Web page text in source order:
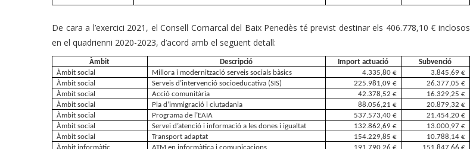
De cara a l’exercici 2021, el Consell Comarcal del Baix Penedès té previst destinar els 406.778,10 € inclosos
en el quadrienni 2020-2023, d’acord amb el següent detall:
Àmbit Descripció Import actuació
Subvenció
Àmbit social
Millora i modernització serveis socials bàsics 4.335,80 €
3.845,69 €
Àmbit social
Serveis d’intervenció socioeducativa (SIS) 225.981,09 €
26.377,05 €
Àmbit social
Acció comunitària 42.378,52 €
16.329,25 €
Àmbit social
Pla d’immigració i ciutadania 88.056,21 €
20.879,32 €
Àmbit social
Programa de l’EAIA 537.573,40 €
21.454,20 €
Àmbit social
Servei d’atenció i informació a les dones i igualtat 132.862,69 €
13.000,97 €
Àmbit social
Transport adaptat 154.229,85 €
10.788,14 €